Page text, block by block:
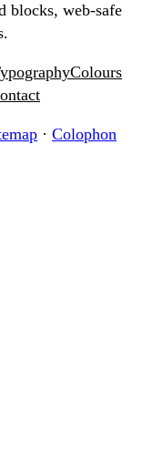
blocks, web-safe
Colours
· Colophon